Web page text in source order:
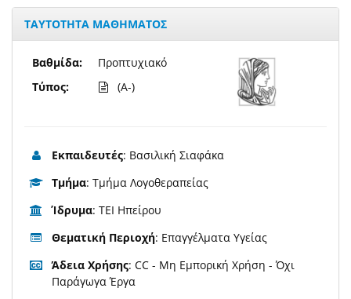
ΤΑΥΤΟΤΗΤΑ ΜΑΘΗΜΑΤΟΣ
Βαθμίδα:
Τύπος:
Προπτυχιακό
(A-)
Εκπαιδευτές: Βασιλική Σιαφάκα
Τμήμα: Τμήμα Λογοθεραπείας
Ίδρυμα: ΤΕΙ Ηπείρου
Θεματική Περιοχή: Επαγγέλματα Υγείας
Άδεια Χρήσης: CC - Μη Εμπορική Χρήση - Όχι
Παράγωγα Έργα